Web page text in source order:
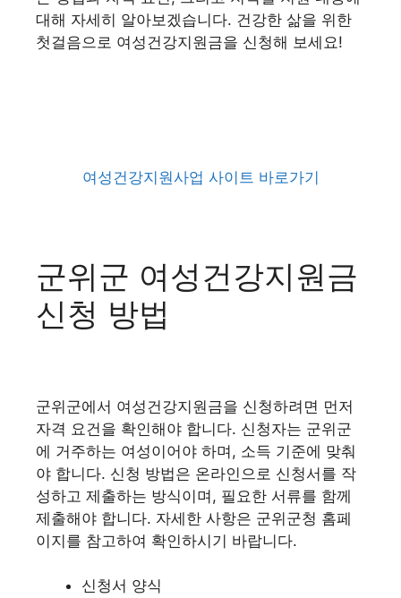
대해 자세히 알아보겠습니다. 건강한 삶을 위한
첫걸음으로 여성건강지원금을 신청해 보세요!
여성건강지원사업 사이트 바로가기
군위군 여성건강지원금
신청 방법
군위군에서 여성건강지원금을 신청하려면 먼저
자격 요건을 확인해야 합니다. 신청자는 군위군
에 거주하는 여성이어야 하며, 소득 기준에 맞춰
야 합니다. 신청 방법은 온라인으로 신청서를 작
성하고 제출하는 방식이며, 필요한 서류를 함께
제출해야 합니다. 자세한 사항은 군위군청 홈페
이지를 참고하여 확인하시기 바랍니다.
신청서 양식